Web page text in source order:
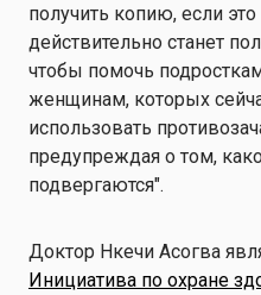
получить копию, если
действительно станет
чтобы помочь
женщинам, которых
использовать
предупреждая о том,
подвергаются".
Доктор Нкечи Асогва
Инициатива по охране